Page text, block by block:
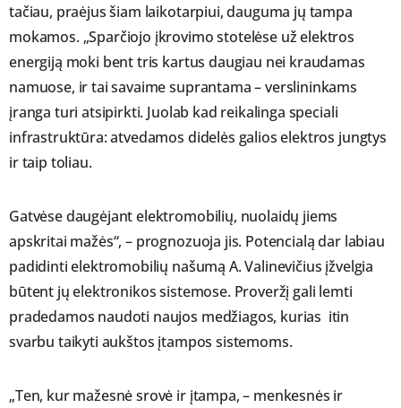
tačiau, praėjus šiam laikotarpiui, dauguma jų tampa
mokamos. „Sparčiojo įkrovimo stotelėse už elektros
energiją moki bent tris kartus daugiau nei kraudamas
namuose, ir tai savaime suprantama – verslininkams
įranga turi atsipirkti. Juolab kad reikalinga speciali
infrastruktūra: atvedamos didelės galios elektros jungtys
ir taip toliau.
Gatvėse daugėjant elektromobilių, nuolaidų jiems
apskritai mažės“, – prognozuoja jis. Potencialą dar labiau
padidinti elektromobilių našumą A. Valinevičius įžvelgia
būtent jų elektronikos sistemose. Proveržį gali lemti
pradedamos naudoti naujos medžiagos, kurias itin
svarbu taikyti aukštos įtampos sistemoms.
„Ten, kur mažesnė srovė ir įtampa, – menkesnės ir